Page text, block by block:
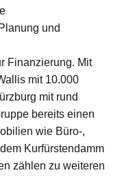
und
Finanzierung. Mit
mit 10.000
mit rund
bereits einen
wie Büro-,
Kurfürstendamm
zählen zu weiteren